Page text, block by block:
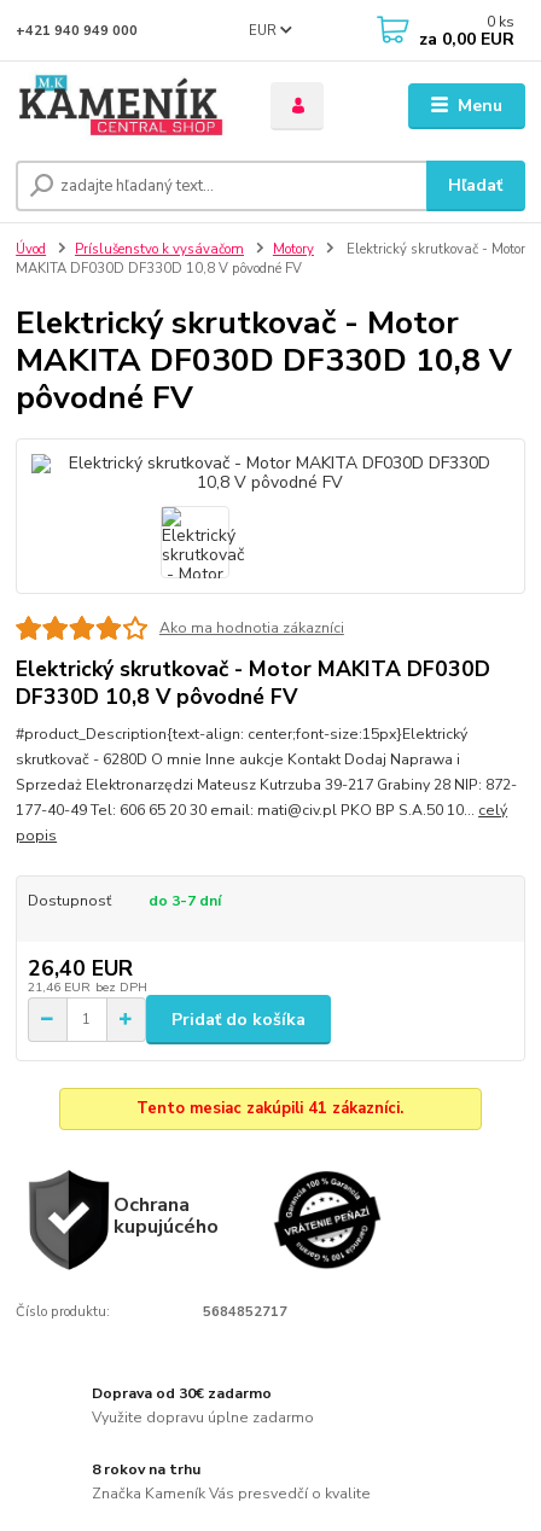
Menu
EUR
Hľadať
+421 940 949 000 0 ks
za 0,00 EUR
Úvod Príslušenstvo k vysávačom Motory
Elektrický skrutkovač - Motor
MAKITA DF030D DF330D 10,8 V pôvodné FV
Elektrický skrutkovač - Motor
MAKITA DF030D DF330D 10,8 V
pôvodné FV
Ako ma hodnotia zákazníci
Elektrický skrutkovač - Motor MAKITA DF030D
DF330D 10,8 V pôvodné FV
#product_Description{text-align: center;font-size:15px}Elektrický
skrutkovač - 6280D O mnie Inne aukcje Kontakt Dodaj Naprawa i
Sprzedaż Elektronarzędzi Mateusz Kutrzuba 39-217 Grabiny 28 NIP: 872-
177-40-49 Tel: 606 65 20 30 email: mati@civ.pl PKO BP S.A.50 10... celý
popis
Dostupnosť do 3-7 dní
26,40 EUR
21,46 EUR bez DPH
Pridať do košíka
Tento mesiac zakúpili 41 zákazníci.
Ochrana
kupujúcého
Číslo produktu: 5684852717
Doprava od 30€ zadarmo
Využite dopravu úplne zadarmo
8 rokov na trhu
Značka Kameník Vás presvedčí o kvalite